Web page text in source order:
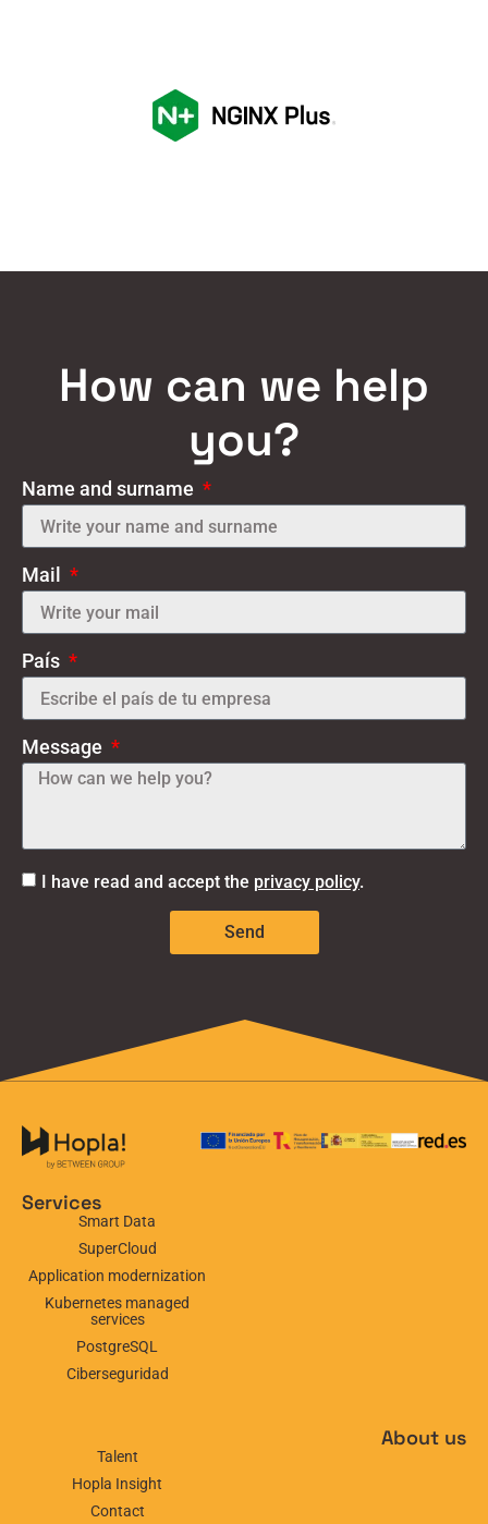
How can we help
you?
Name and surname
Mail
País
Message
I have read and accept the privacy policy.
Send
Services
Smart Data
SuperCloud
Application modernization
Kubernetes managed
services
PostgreSQL
Ciberseguridad
About us
Talent
Hopla Insight
Contact